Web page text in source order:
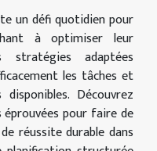
un défi quotidien pour
à optimiser leur
stratégies adaptées
les tâches et
Découvrez
pour faire de
réussite durable dans